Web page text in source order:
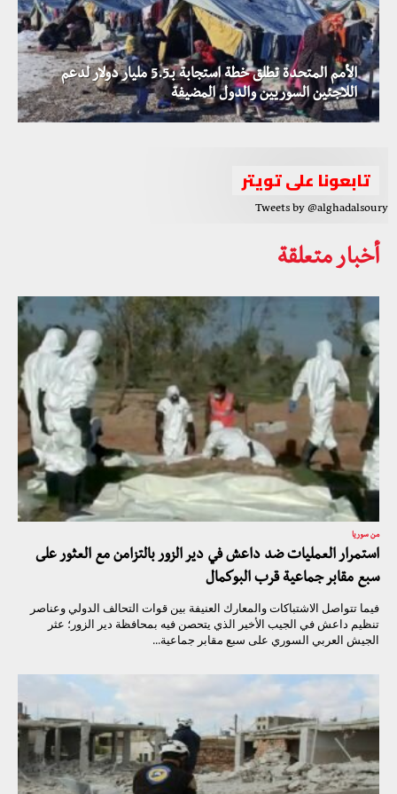
الأمم المتحدة تطلق خطة استجابة بـ5.5 مليار دولار لدعم
اللاجئين السوريين والدول المضيفة
التحالف الدولي يعلن عن بقاء قواته في الجزيرة السورية لحين
تشكيل قوات أمن داخلية
تابعونا على تويتر
Tweets by @alghadalsoury
أخبار متعلقة
من سوريا
استمرار العمليات ضد داعش في دير الزور بالتزامن مع العثور على
سبع مقابر جماعية قرب البوكمال
فيما تتواصل الاشتباكات والمعارك العنيفة بين قوات التحالف الدولي وعناصر
تنظيم داعش في الجيب الأخير الذي يتحصن فيه بمحافظة دير الزور؛ عثر
الجيش العربي السوري على سبع مقابر جماعية...